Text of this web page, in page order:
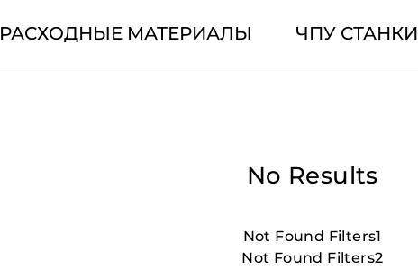
РАСХОДНЫЕ МАТЕРИАЛЫ ЧПУ СТАНКИ
No Results
Not Found Filters1
Not Found Filters2